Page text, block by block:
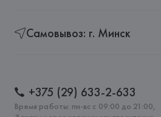
Самовывоз: г. Минск
+375 (29) 633-2-633
Время работы: пн-вс с 09:00 до 21:00,